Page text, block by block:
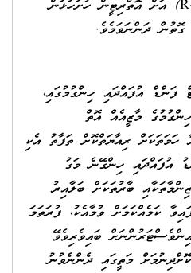
(ގަވާއިދު ނަންބަރު: 2016/R-57) އަށް އޮތޯރިޓީން ހުށަހަޅަން
ދަންނަވަމެވެ.
ފަންޑް އުފައްދައި ހިންގުމުގައި،
މާޒީއެއް އޮތް
ރިއާޔަތްކޮށް ތަފާތު އެކި
އުފައްދައި ހިންގޭނެ މަގު
ބާރުތަކަށް ބަލާއިރު
ކަމެއްކަމަށް ވުމާއެކު، ފުރަތަމަ
ބައިވެރިވެވޭ
މަތީގައި ދެންނެވުނު